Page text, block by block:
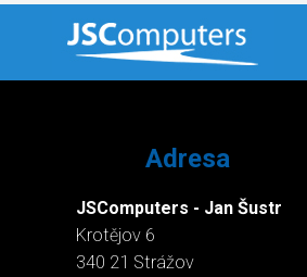
Adresa
JSComputers - Jan Šustr
Krotějov 6
340 21 Strážov